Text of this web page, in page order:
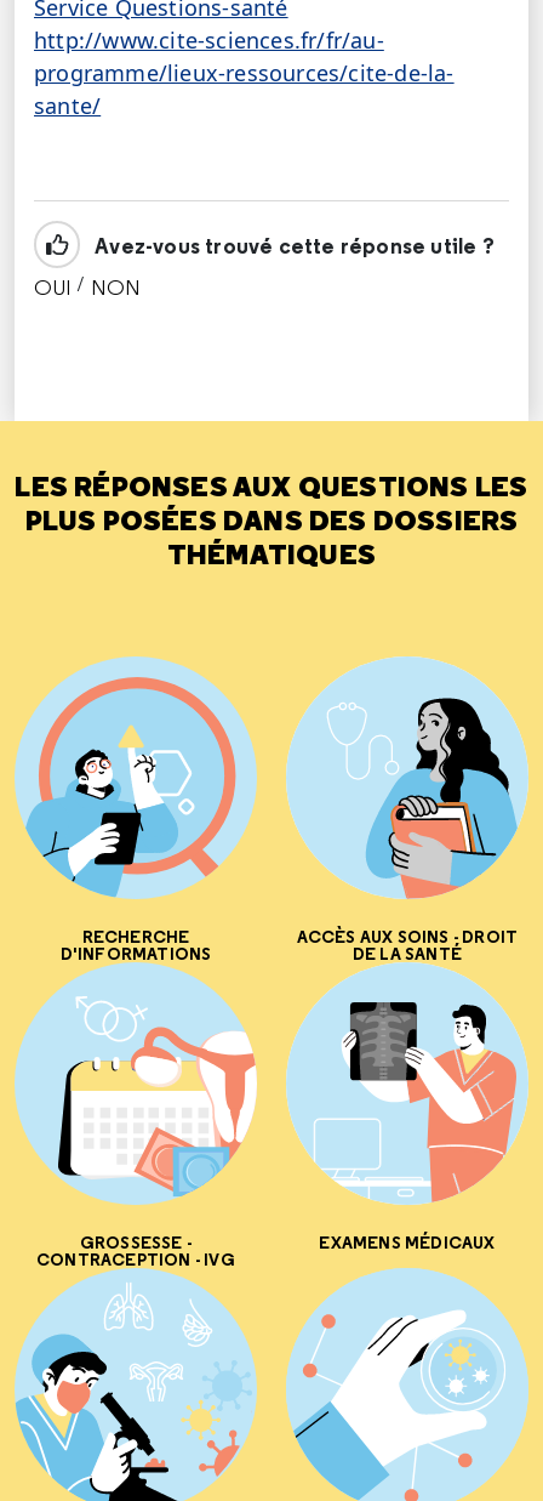
Service Questions-santé
http://www.cite-sciences.fr/fr/au-
programme/lieux-ressources/cite-de-la-
sante/
Avez-vous trouvé cette réponse utile ?
OUI / NON
LES RÉPONSES AUX QUESTIONS LES
PLUS POSÉES DANS DES DOSSIERS
THÉMATIQUES
RECHERCHE
D'INFORMATIONS
ACCÈS AUX SOINS - DROIT
DE LA SANTÉ
GROSSESSE -
CONTRACEPTION - IVG
EXAMENS MÉDICAUX